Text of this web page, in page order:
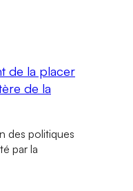
de la placer
de la
des politiques
par la